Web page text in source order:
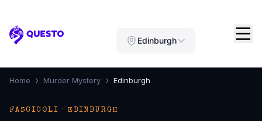
Questo Edinburgh
Home › Murder Mystery › Edinburgh
FASCICOLI · EDINBURGH